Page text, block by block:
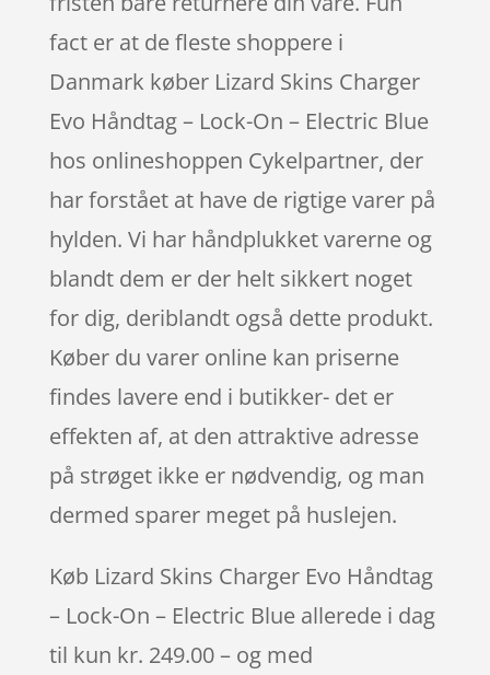
fact er at de fleste shoppere i
Danmark køber Lizard Skins Charger
Evo Håndtag – Lock-On – Electric Blue
hos onlineshoppen Cykelpartner, der
har forstået at have de rigtige varer på
hylden. Vi har håndplukket varerne og
blandt dem er der helt sikkert noget
for dig, deriblandt også dette produkt.
Køber du varer online kan priserne
findes lavere end i butikker- det er
effekten af, at den attraktive adresse
på strøget ikke er nødvendig, og man
dermed sparer meget på huslejen.
Køb Lizard Skins Charger Evo Håndtag
– Lock-On – Electric Blue allerede i dag
til kun kr. 249.00 – og med